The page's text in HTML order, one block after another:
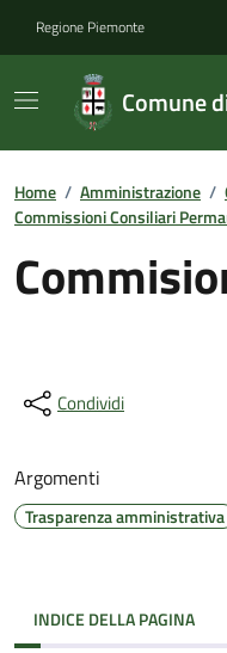
Regione Piemonte
Comune
Home / Amministrazione /
Commissioni Consiliari
Condividi
Argomenti
Trasparenza amministrativa
INDICE DELLA PAGINA